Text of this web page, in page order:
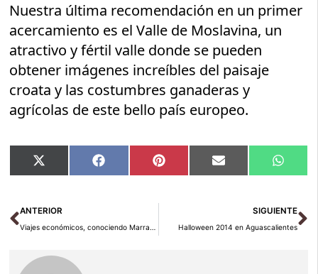
Nuestra última recomendación en un primer
acercamiento es el Valle de Moslavina, un
atractivo y fértil valle donde se pueden
obtener imágenes increíbles del paisaje
croata y las costumbres ganaderas y
agrícolas de este bello país europeo.
Compartir
en
X
(Twitter)
Compartir
en
Facebook Compartir
en
Pinterest Compartir
en
Email
en
Ant
ANTERIOR
Viajes económicos, conociendo Marrakech
SIGUIENTE
Halloween 2014 en Aguascalientes